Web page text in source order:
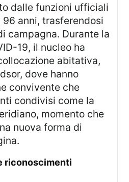
96 anni, trasferendosi
campagna. Durante la
19, il nucleo ha
abitativa,
dove hanno
convivente che
condivisi come la
momento che
nuova forma di